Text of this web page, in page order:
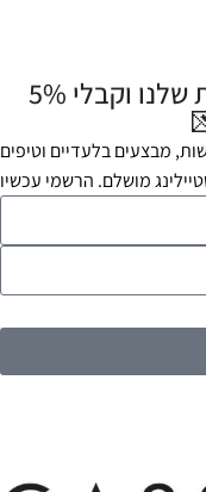
הצטרפי עכשיו למועדון הלקוחות שלנו וקבלי 5%
מבצעים בלעדיים וטיפים
מושלם. הרשמי עכשיו